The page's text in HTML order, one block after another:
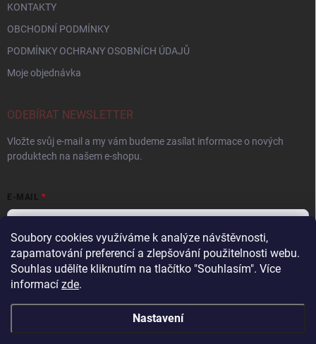
Soubory cookies využíváme k analýze návštěvnosti,
zapamatování preferencí a zlepšování použitelnosti webu.
Souhlas udělíte kliknutím na tlačítko "Souhlasím". Více
informací zde.
Nastavení
KONTAKTY
OBCHODNÍ PODMÍNKY
PODMÍNKY OCHRANY OSOBNÍCH ÚDAJŮ
Moje objednávka
ODEBÍRAT NEWSLETTER
Vložte svůj e-mail a my vám budeme zasílat informace o nových
produktech na našem e-shopu.
E-MAIL
Vložením e-mailu souhlasíte s podmínkami ochrany osobních údajů
Přihlásit se